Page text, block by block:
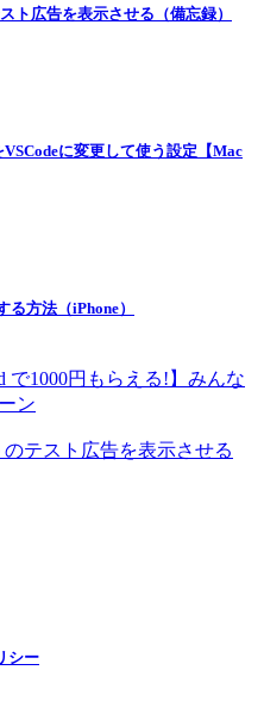
ト広告を表示させる（備忘録）
に変更して使う設定【Mac
る方法（iPhone）
で1000円もらえる!】みんな
ン
のテスト広告を表示させる
シー